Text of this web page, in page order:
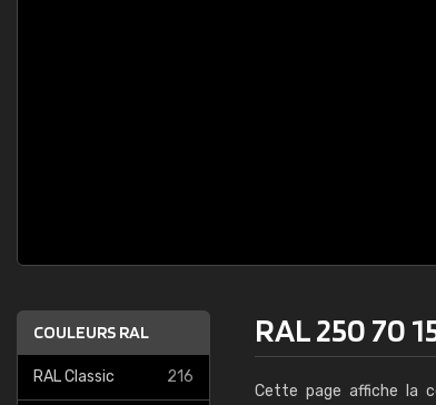
COULEURS RAL
RAL Classic 216
RAL 250 70
Cette page affiche la